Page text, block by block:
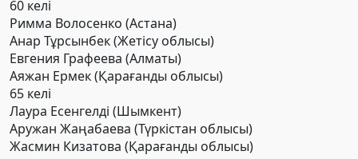
60 келі
Римма Волосенко (Астана)
Анар Тұрсынбек (Жетісу облысы)
Евгения Графеева (Алматы)
Аяжан Ермек (Қарағанды облысы)
65 келі
Лаура Есенгелді (Шымкент)
Аружан Жаңабаева (Түркістан облысы)
Жасмин Кизатова (Қарағанды облысы)